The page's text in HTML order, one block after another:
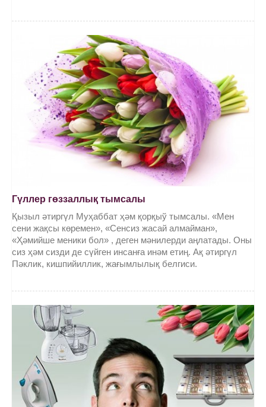
Гүллер гөззаллық тымсалы
Қызыл әтиргүл Муҳаббат ҳәм қорқыў тымсалы. «Мен
сени жақсы көремен», «Сенсиз жасай алмайман»,
«Ҳәмийше меники бол» , деген мәнилерди аңлатады. Оны
сиз ҳәм сизди де сүйген инсанға инәм етиң. Ақ әтиргүл
Пәклик, кишпийиллик, жағымлылық белгиси.